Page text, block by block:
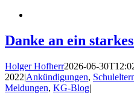
Danke an ein
Holger Hofherr2026-06-
2022|Ankündigungen,
Meldungen, KG-Blog|